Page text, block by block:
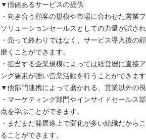
▼価値あるサービスの提供
・向き合う顧客の規模や市場に合わせた営業
ソリューションセールスとしての力量が試され
・売って終わりではなく、サービス導入後の
磨くことができます。
・担当する企業規模によっては経営層に直接
ング要素が強い営業活動を行うことができます
▼他部門連携によって磨かれる、営業以外の
・マーケティング部門やインサイドセールス
点を学ぶことができます。
・まだまだ発展途上で変化が多い組織だから
ることができます。